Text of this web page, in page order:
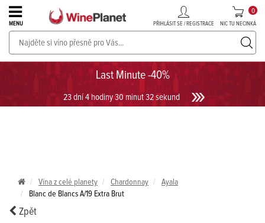
Last Minute -40%
23 dní 4 hodiny 30 minut 31 sekund
MENU PŘIHLÁSIT SE / REGISTRACE NIC TU NECINKÁ
0
PROSECCO v akci až do -30%!UKÁZAT PROSECCO
Vína z celé planety Chardonnay
Ayala
Blanc de Blancs A/19 Extra Brut
Zpět